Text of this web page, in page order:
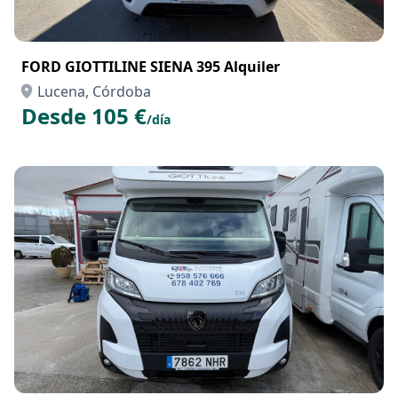
FORD GIOTTILINE SIENA 395 Alquiler
Lucena, Córdoba
Desde 105 €/día